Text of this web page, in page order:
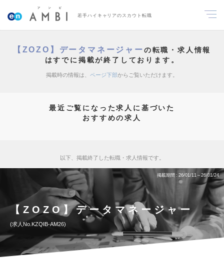
若手ハイキャリアのスカウト転職
【ZOZO】データマネージャーの転職・求人情報
はすでに掲載が終了しております。
掲載時の情報は、 ページ下部からご覧いただけます。
最近ご覧になった求人に基づいた
おすすめの求人
以下、掲載終了した転職・求人情報です。
掲載期間 26/01/11～26/01/24
【ZOZO】データマネージャー
求人No.KZQIB-AM26